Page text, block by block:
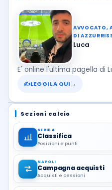
AVVOCATO,
DI
Luca
E' online l'ultima pagella di
✍LEGGILA QUI →
Sezioni calcio
SERIE A
Classifica
Posizioni e punti
NAPOLI
Campagna acquisti
Acquisti e cessioni